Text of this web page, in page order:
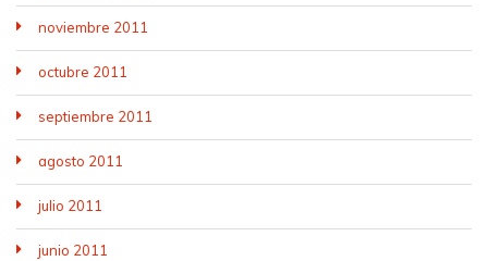
noviembre 2011
octubre 2011
septiembre 2011
agosto 2011
julio 2011
junio 2011